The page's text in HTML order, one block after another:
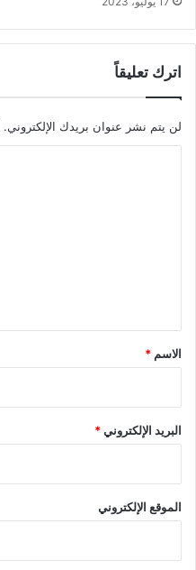
اترك تعليقاً
لن يتم نشر عنوان بريدك الإلكتروني.
*
الاسم *
البريد الإلكتروني*
الموقع الإلكتروني